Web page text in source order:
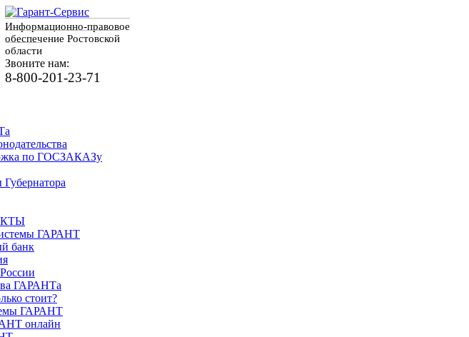
Информационно-правовое
обеспечение Ростовской
области
Звоните нам:
8-800-201-23-71
по ГОСЗАКАЗу
ГАРАНТ
банк
ГАРАНТа
стоит?
ГАРАНТ
онлайн